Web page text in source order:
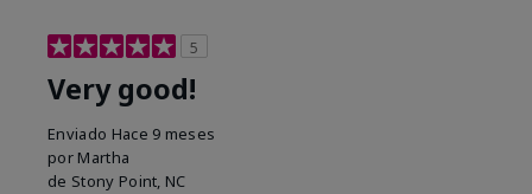
5
Very good!
Enviado Hace 9 meses
por Martha
de Stony Point, NC